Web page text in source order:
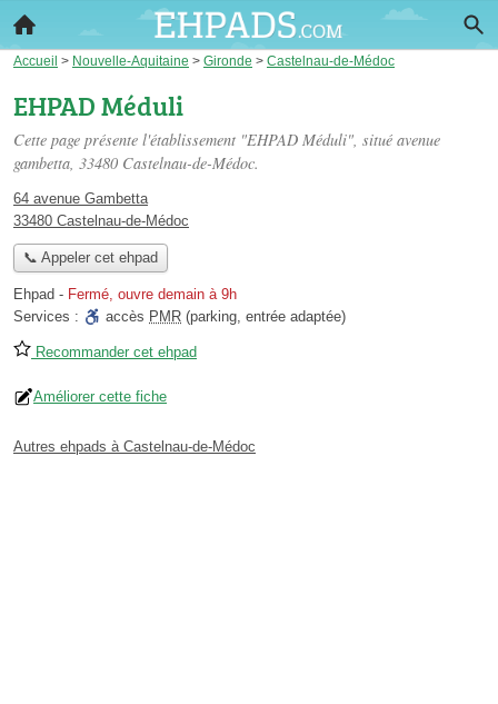
Accueil > Nouvelle-Aquitaine > Gironde > Castelnau-de-Médoc
EHPAD Méduli
Cette page présente l'établissement "EHPAD Méduli", situé avenue
gambetta, 33480 Castelnau-de-Médoc.
64 avenue Gambetta
33480 Castelnau-de-Médoc
📞 Appeler cet ehpad
Ehpad - Fermé, ouvre demain à 9h
Services :
accès PMR (parking, entrée adaptée)
Recommander cet ehpad
Améliorer cette fiche
Autres ehpads à Castelnau-de-Médoc